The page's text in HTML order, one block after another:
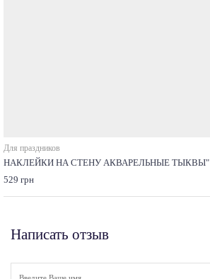
Для праздников
НАКЛЕЙКИ НА СТЕНУ АКВАРЕЛЬНЫЕ ТЫКВЫ"
529 грн
Написать отзыв